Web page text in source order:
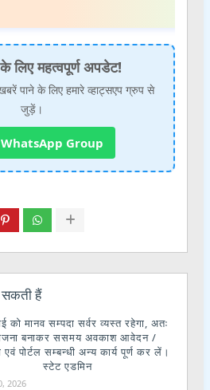
लिए महत्वपूर्ण अपडेट!
पाने के लिए हमारे व्हाट्सएप ग्रुप से
जुड़ें।
Group
हैं
को मानव सम्पदा सर्वर व्यस्त रहेगा, अतः
बनाकर ससमय अवकाश आवेदन /
एवं पोर्टल सम्बन्धी अन्य कार्य पूर्ण कर लें।
स्टेट एडमिन
2026